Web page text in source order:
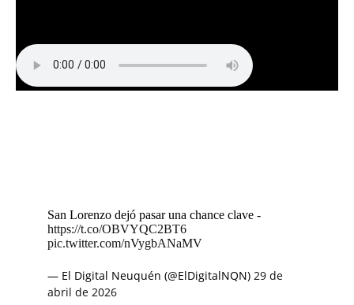
San Lorenzo dejó pasar una chance clave -
https://t.co/OBVYQC2BT6
pic.twitter.com/nVygbANaMV
— El Digital Neuquén (@ElDigitalNQN) 29 de
abril de 2026